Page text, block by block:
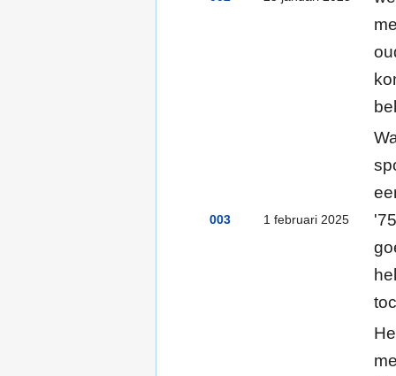
003 1 februari 2025